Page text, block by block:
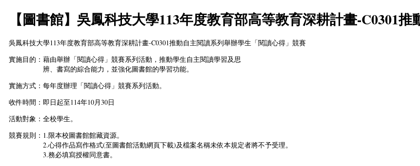
【圖書館】吳鳳科技大學113年度教育部高等教育深耕計畫-C0301
吳鳳科技大學113年度教育部高等教育深耕計畫-C0301推動自主閱讀系列舉辦學生「閱讀心得」競賽
實施目的：藉由舉辦「閱讀心得」競賽系列活動，推動學生自主閱讀學習及思
辨、書寫的綜合能力，並強化圖書館的學習功能。
實施方式：每年度辦理「閱讀心得」競賽系列活動。
收件時間：即日起至114年10月30日
活動對象：全校學生。
競賽規則：1.限本校圖書館館藏資源。
2.心得作品寫作格式(至圖書館活動網頁下載)及檔案名稱未依本規定者將不予受理。
3.務必填寫授權同意書。